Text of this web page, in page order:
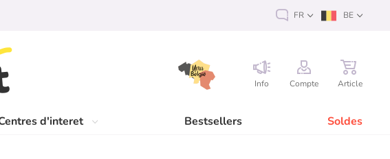
Info Compte Article
d'interet Bestsellers Soldes
FR BE